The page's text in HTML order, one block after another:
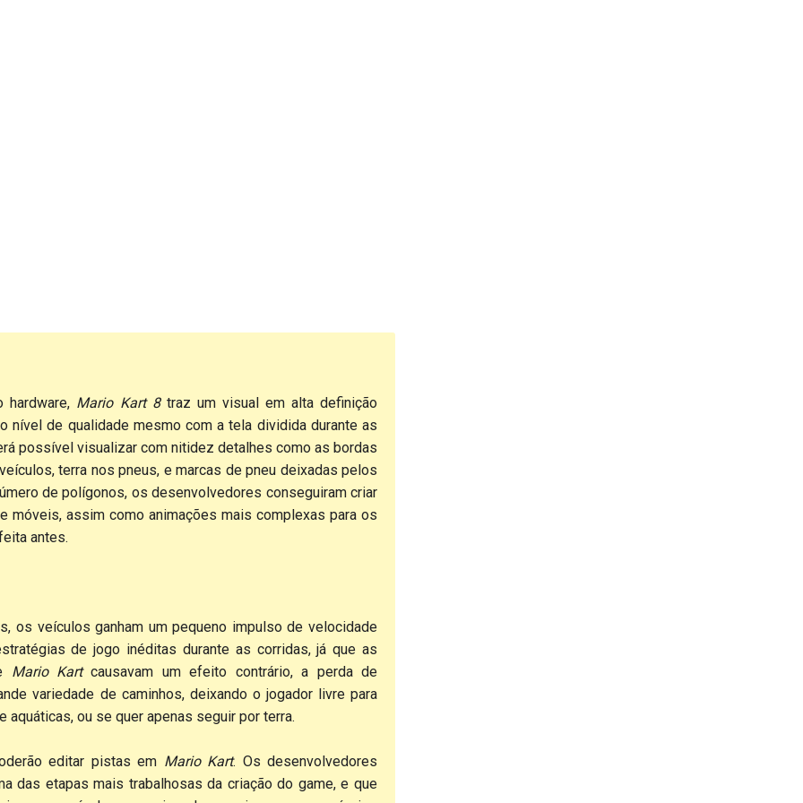
hardware, Mario Kart 8traz um visual em alta definição
nível de qualidade mesmo com a tela dividida durante as
possível visualizar com nitidez detalhes como as bordas
terra nos pneus, e marcas de pneu deixadas pelos
de polígonos, os desenvolvedores conseguiram criar
móveis, assim como animações mais complexas para os
antes.
os veículos ganham um pequeno impulso de velocidade
de jogo inéditas durante as corridas, já que as
Mario Kartcausavam um efeito contrário, a perda de
variedade de caminhos, deixando o jogador livre para
ou se quer apenas seguir por terra.
editar pistas em Mario Kart. Os desenvolvedores
das etapas mais trabalhosas da criação do game, e que